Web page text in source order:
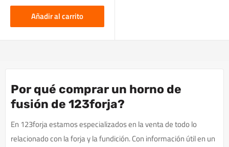
Añadir al carrito
Por qué comprar un horno de
fusión de 123forja?
En 123forja estamos especializados en la venta de todo lo
relacionado con la forja y la fundición. Con información útil en un